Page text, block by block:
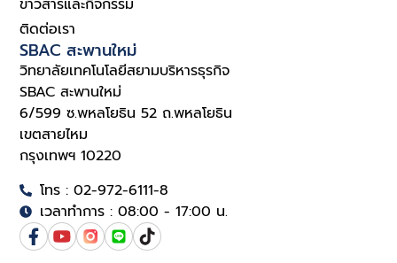
ข่าวสารและกิจกรรม
ติดต่อเรา
SBAC สะพานใหม่
วิทยาลัยเทคโนโลยีสยามบริหารธุรกิจ
SBAC สะพานใหม่
6/599 ซ.พหลโยธิน 52 ถ.พหลโยธิน
เขตสายไหม
กรุงเทพฯ 10220
โทร : 02-972-6111-8
เวลาทำการ : 08:00 - 17:00 น.